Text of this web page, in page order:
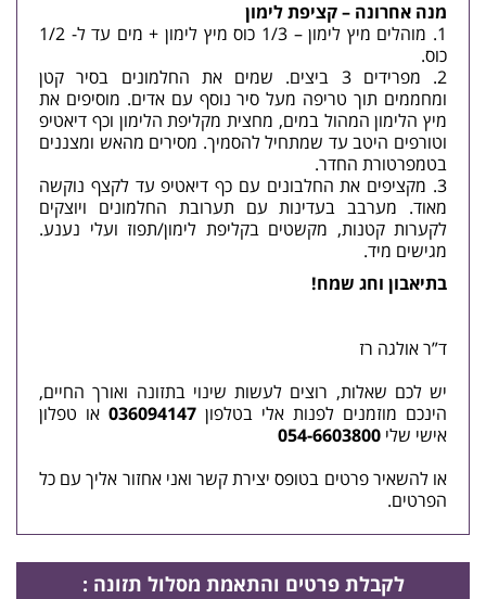
מנה אחרונה – קציפת לימון
מוהלים מיץ לימון –
1/3 כוס מיץ לימון + מים עד ל- 1/2
כוס.
מפרידים3 ביצים
. שמים את החלמונים בסיר קטן
ומחממים תוך טריפה מעל סיר נוסף עם אדים. מוסיפים את
מיץ הלימון המהול במים, מחצית מקליפת הלימון וכף דיאטיפ
וטורפים היטב עד שמתחיל להסמיך. מסירים מהאש ומצננים
בטמפרטורת החדר.
מקציפים את החלבונים עם כף דיאטיפ עד לקצף נוקשה
מאוד. מערבב בעדינות עם תערובת החלמונים ויוצקים
לקערות קטנות, מקשטים בקליפת לימון/תפוז ועלי נענע.
מגישים מיד.
בתיאבון וחג שמח!
ד”ר אולגה רז
יש לכם שאלות, רוצים לעשות שינוי בתזונה ואורך החיים,
הינכם מוזמנים לפנות אלי בטלפון 036094147 או טפלון
אישי שלי 054-6603800
או להשאיר פרטים בטופס יצירת קשר ואני אחזור אליך עם כל
הפרטים.
לקבלת פרטים והתאמת מסלול תזונה :